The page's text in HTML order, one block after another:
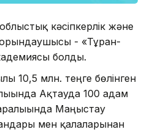
кәсіпкерлік және
орындаушысы - «Тұран-
болды.
10,5 млн. теңге бөлінген
Ақтауда 100 адам
Маңғыстау
мен қалаларынан